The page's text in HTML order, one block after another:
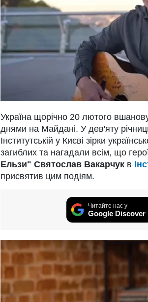
Україна щорічно 20 лютого
днями на Майдані. У дев'яту
Інститутській у Києві зірки
загиблих та нагадали всім, що
Ельзи" Святослав Вакарчук в
присвятив цим подіям.
Читайте нас у
Google Discover